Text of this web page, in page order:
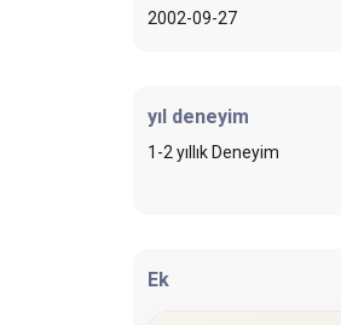
2002-09-27
yıl deneyim
1-2 yıllık Deneyim
Ek